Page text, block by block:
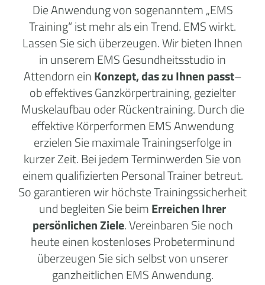
Die Anwendung von sogenanntem „EMS
Training“ ist mehr als ein Trend. EMS wirkt.
Lassen Sie sich überzeugen. Wir bieten Ihnen
in unserem EMS Gesundheitsstudio in
Attendorn einKonzept, das zu Ihnen passt–
ob effektives Ganzkörpertraining, gezielter
Muskelaufbau oder Rückentraining. Durch die
effektive Körperformen EMS Anwendung
erzielen Sie maximale Trainingserfolge in
kurzer Zeit. Bei jedem Terminwerden Sie von
einem qualifizierten Personal Trainer betreut.
So garantieren wir höchste Trainingssicherheit
und begleiten Sie beimErreichen Ihrer
persönlichen Ziele. Vereinbaren Sie noch
heute einen kostenloses Probeterminund
überzeugen Sie sich selbst von unserer
ganzheitlichen EMS Anwendung.